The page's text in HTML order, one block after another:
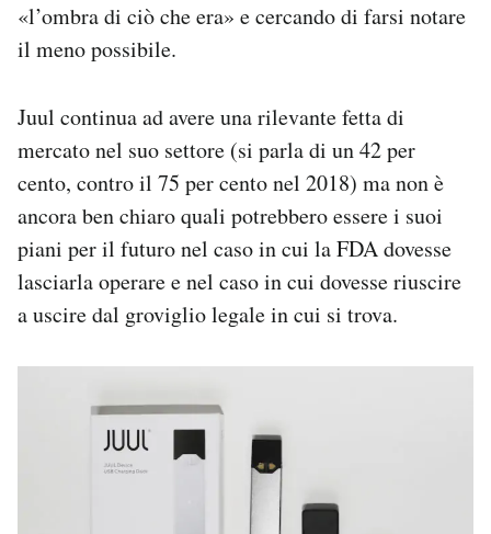
«l’ombra di ciò che era» e cercando di farsi notare
il meno possibile.
Juul continua ad avere una rilevante fetta di
mercato nel suo settore (si parla di un 42 per
cento, contro il 75 per cento nel 2018) ma non è
ancora ben chiaro quali potrebbero essere i suoi
piani per il futuro nel caso in cui la FDA dovesse
lasciarla operare e nel caso in cui dovesse riuscire
a uscire dal groviglio legale in cui si trova.